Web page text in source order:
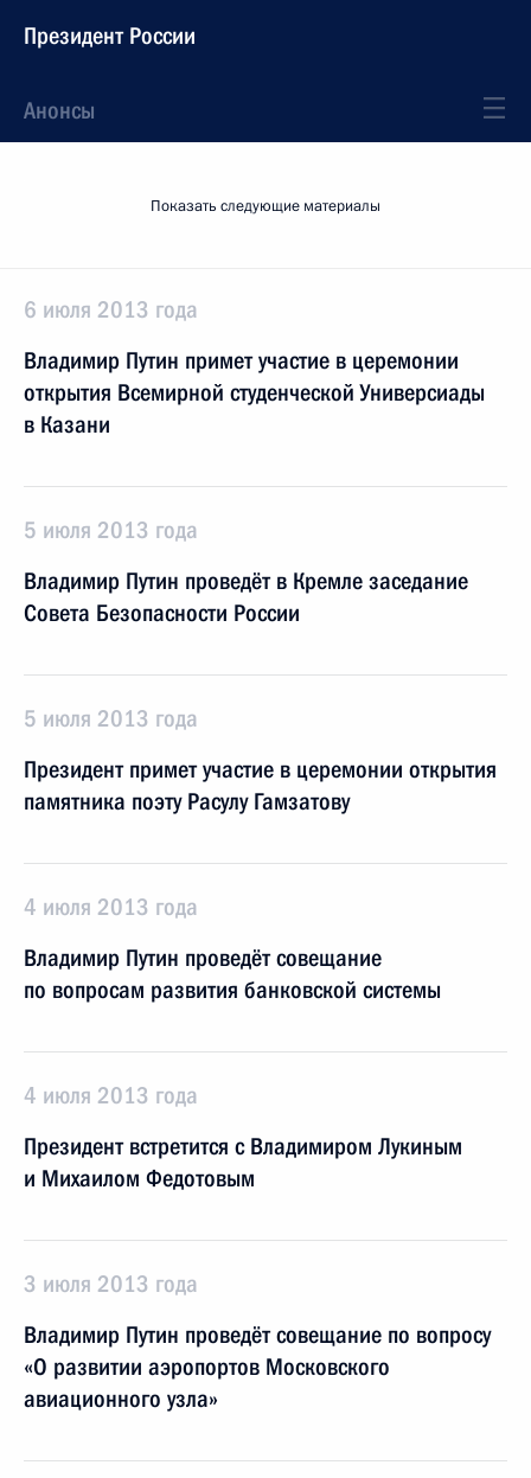
Президент России
Анонсы
Показать следующие материалы
6 июля 2013 года
Владимир Путин примет участие в церемонии
открытия Всемирной студенческой Универсиады
в Казани
5 июля 2013 года
Владимир Путин проведёт в Кремле заседание
Совета Безопасности России
5 июля 2013 года
Президент примет участие в церемонии открытия
памятника поэту Расулу Гамзатову
4 июля 2013 года
Владимир Путин проведёт совещание
по вопросам развития банковской системы
4 июля 2013 года
Президент встретится с Владимиром Лукиным
и Михаилом Федотовым
3 июля 2013 года
Владимир Путин проведёт совещание по вопросу
«О развитии аэропортов Московского
авиационного узла»